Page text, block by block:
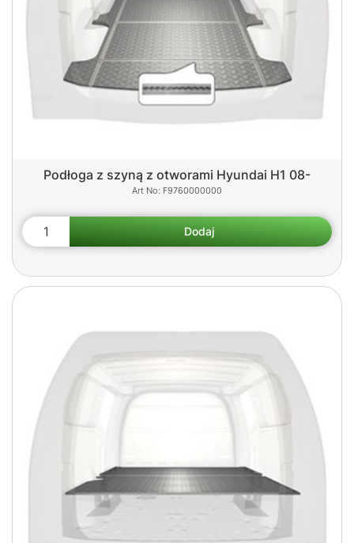
Podłoga z szyną z otworami Hyundai H1 08-
F9760000000